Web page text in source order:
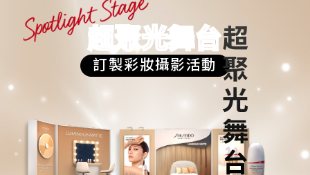
超聚光舞台
訂製彩妝攝影活動